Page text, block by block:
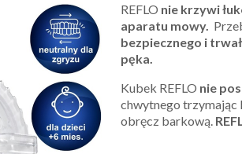
REFLO nie krzywi
aparatu mowy.
bezpiecznego i
pęka.
Kubek REFLO nie
chwytnego trzymając
obręcz barkową.